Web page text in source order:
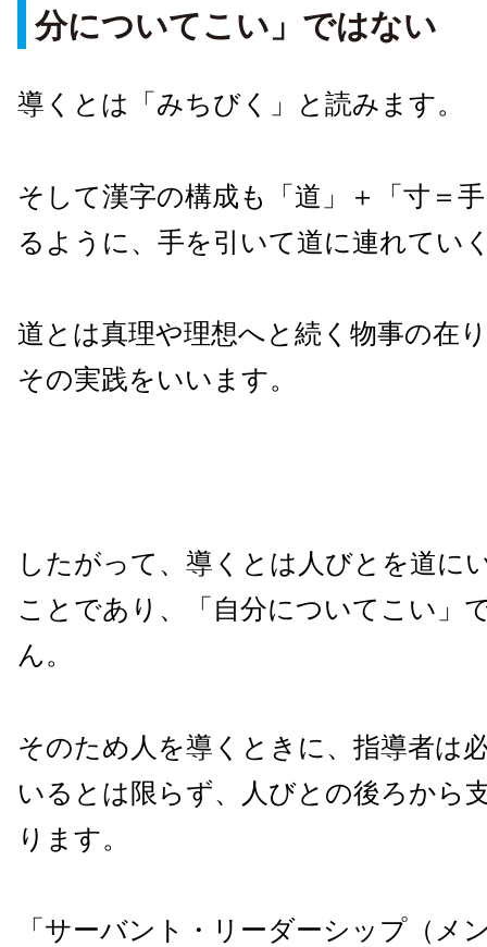
分についてこい」ではない
導くとは「みちびく」と読みます。
そして漢字の構成も「道」＋「寸＝
るように、手を引いて道に連れてい
道とは真理や理想へと続く物事の在
その実践をいいます。
したがって、導くとは人びとを道に
ことであり、「自分についてこい」
ん。
そのため人を導くときに、指導者は
いるとは限らず、人びとの後ろから
ります。
「サーバント・リーダーシップ（メ